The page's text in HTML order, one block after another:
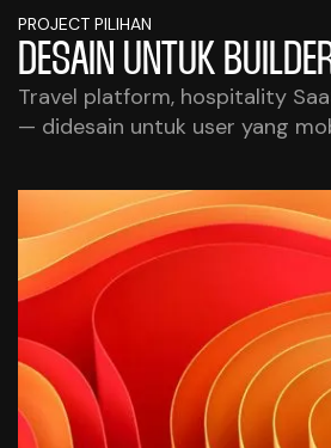
PROJECT PILIHAN
DESAIN UNTUK
Travel platform, hospitality
— didesain untuk user yang